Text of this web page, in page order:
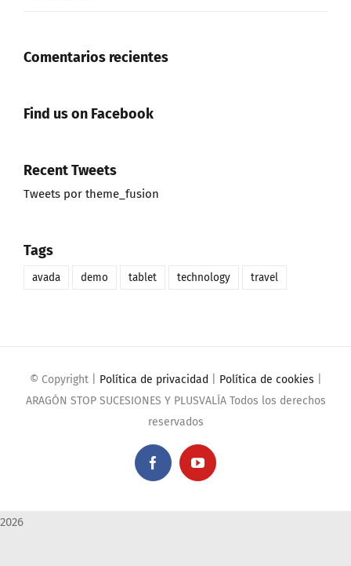
Comentarios recientes
Find us on Facebook
Recent Tweets
Tweets por theme_fusion
Tags
avada demo tablet technology travel
© Copyright Política de privacidad Política de cookies
ARAGÓN STOP SUCESIONES Y PLUSVALÍA Todos los derechos
reservados
FacebookYouTube
2026